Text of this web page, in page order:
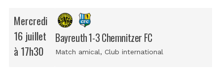
Mercredi
16 juillet
à 17h30
Bayreuth 1-3 Chemnitzer FC
Match amical, Club international